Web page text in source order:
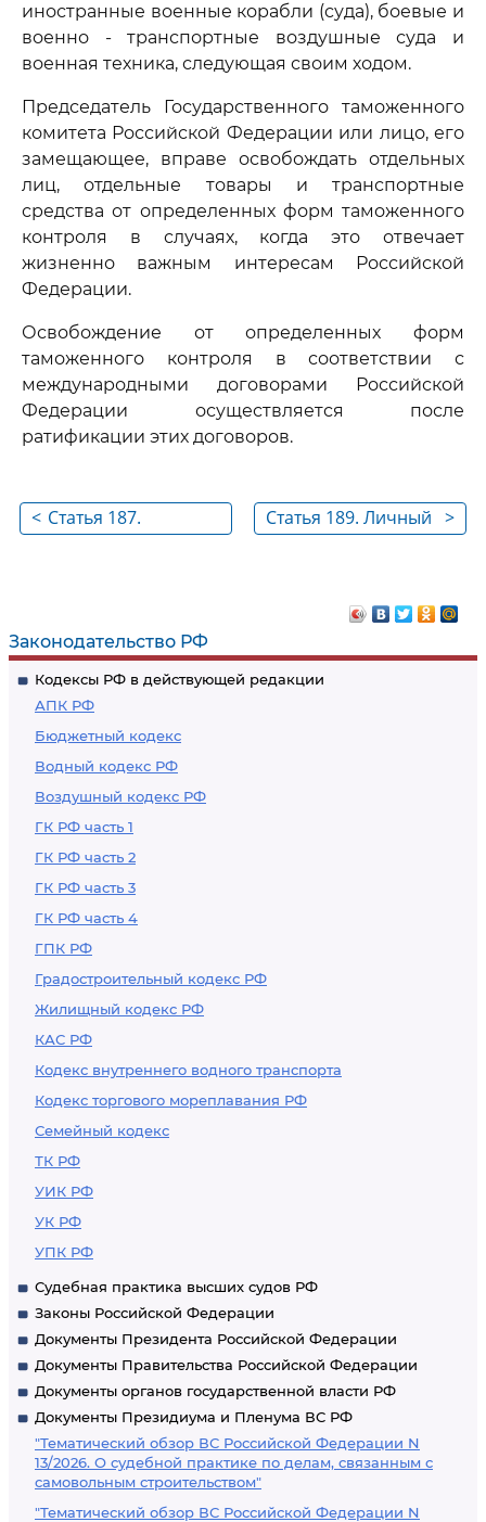
Законодательство РФ
Кодексы РФ в действующей редакции
АПК РФ
Бюджетный кодекс
Водный кодекс РФ
Воздушный кодекс РФ
ГК РФ часть 1
ГК РФ часть 2
ГК РФ часть 3
ГК РФ часть 4
ГПК РФ
Градостроительный кодекс РФ
Жилищный кодекс РФ
КАС РФ
Кодекс внутреннего водного транспорта
Кодекс торгового мореплавания РФ
Семейный кодекс
ТК РФ
УИК РФ
УК РФ
УПК РФ
Судебная практика высших судов РФ
Законы Российской Федерации
Документы Президента Российской Федерации
Документы Правительства Российской Федерации
Документы органов государственной власти РФ
Документы Президиума и Пленума ВС РФ
"Тематический обзор ВС Российской Федерации N
13/2026. О судебной практике по делам, связанным с
самовольным строительством"
"Тематический обзор ВС Российской Федерации N
иностранные военные корабли (суда), боевые и
военно - транспортные воздушные суда и
военная техника, следующая своим ходом.
Председатель Государственного таможенного
комитета Российской Федерации или лицо, его
замещающее, вправе освобождать отдельных
лиц, отдельные товары и транспортные
средства от определенных форм таможенного
контроля в случаях, когда это отвечает
жизненно важным интересам Российской
Федерации.
Освобождение от определенных форм
таможенного контроля в соответствии с
международными договорами Российской
Федерации осуществляется после
ратификации этих договоров.
< Статья 187.
>
Статья 189. Личный